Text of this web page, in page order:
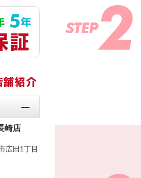
崎店
広田1丁目